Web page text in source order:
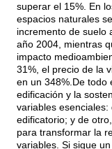
superar el 15%. En
espacios naturales
incremento de suelo
año 2004, mientras
impacto
31%, el precio de la
en un 348%.De todo
edificación y la
variables
edificatorio; y de
para transformar la
variables. Si sigue